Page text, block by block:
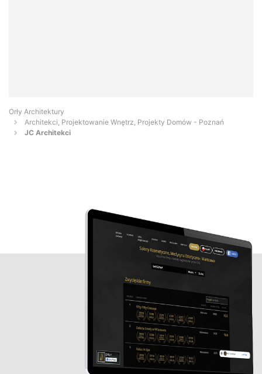
Orły Architektury
Architekci, Projektowanie Wnętrz, Projekty Domów - Poznań
JC Architekci